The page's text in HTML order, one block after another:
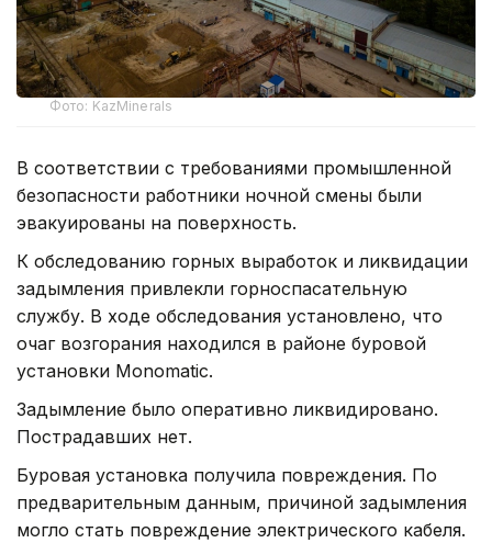
Фото: KazMinerals
В соответствии с требованиями промышленной
безопасности работники ночной смены были
эвакуированы на поверхность.
К обследованию горных выработок и ликвидации
задымления привлекли горноспасательную
службу. В ходе обследования установлено, что
очаг возгорания находился в районе буровой
установки Monomatic.
Задымление было оперативно ликвидировано.
Пострадавших нет.
Буровая установка получила повреждения. По
предварительным данным, причиной задымления
могло стать повреждение электрического кабеля.